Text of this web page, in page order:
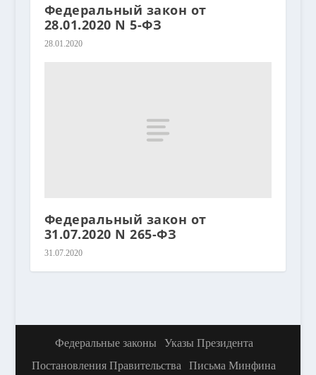
Федеральный закон от
28.01.2020 N 5-ФЗ
28.01.2020
Федеральный закон от
31.07.2020 N 265-ФЗ
31.07.2020
Федеральные законы
Указы Президента
Постановления Правительства
Письма Минфина